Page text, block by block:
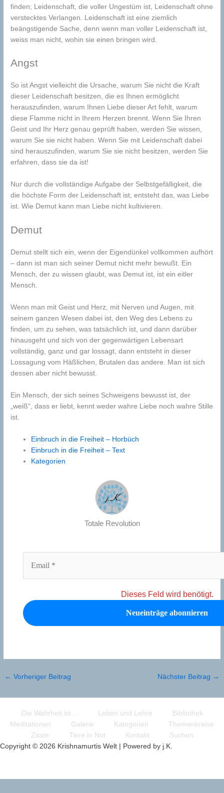
finden; Leidenschaft, die voller Ungestüm ist, Leidenschaft ohne
verstecktes Verlangen. Leidenschaft ist eine ziemlich
beängstigende Sache, denn wenn man voller Leidenschaft ist,
weiss man nicht, wohin sie einen bringen wird.
Angst
So ist Angst vielleicht die Ursache, warum Sie nicht die Kraft
dieser Leidenschaft besitzen, die es Ihnen ermöglicht
herauszufinden, warum Ihnen Liebe dieser Art fehlt, warum
diese Flamme nicht in Ihrem Herzen brennt. Wenn Sie Ihren
Geist und Ihr Herz genau geprüft haben, werden Sie wissen,
warum Sie sie nicht haben. Wenn Sie mit Leidenschaft dabei
sind herauszufinden, warum Sie sie nicht besitzen, werden Sie
erfahren, dass sie da ist!
Nur durch die vollständige Aufgabe der Selbstgefälligkeit, die
die höchste Form der Leidenschaft ist, entsteht das, was Liebe
ist. Wie Demut kann man Liebe nicht kultivieren.
Demut
Demut stellt sich ein, wenn der Eigendünkel vollkommen aufhört
– dann ist man sich seiner Demut nicht mehr bewußt. Ein
Mensch, der zu wissen glaubt, was Demut ist, ist ein eitler
Mensch.
Wenn man mit Geist und Herz, mit Nerven und Augen, mit
seinem ganzen Wesen dabei ist, den Weg des Lebens zu
finden, um zu sehen, was tatsächlich ist, und dann darüber
hinausgeht und sich von der gegenwärtigen Lebensart
vollständig, ganz und gar lossagt, dann entsteht in dieser
Lossagung vom Häßlichen, Brutalen das andere. Man ist sich
dessen aber nicht bewusst.
Ein Mensch, der sich seines Schweigens bewusst ist, der
„weiß“, dass er liebt, kennt weder wahre Liebe noch wahre Stille
ist.
Einbruch in die Freiheit – Horbüch
Einbruch in die Freiheit – Text
Kategorien
Totale Revolution
Dieses Feld wird benötigt.
← Vorheriger Beitrag Nächster Beitrag →
Die Wahrheit ist… Leben und Lehre
Bibliothek
Meditationen
Galerie Kategorien
Themenkreise
Zitate
Tiere in Not Kontakt
Suchen
Copyright © 2026 Krishnamurtis Welt | Powered by j.K.